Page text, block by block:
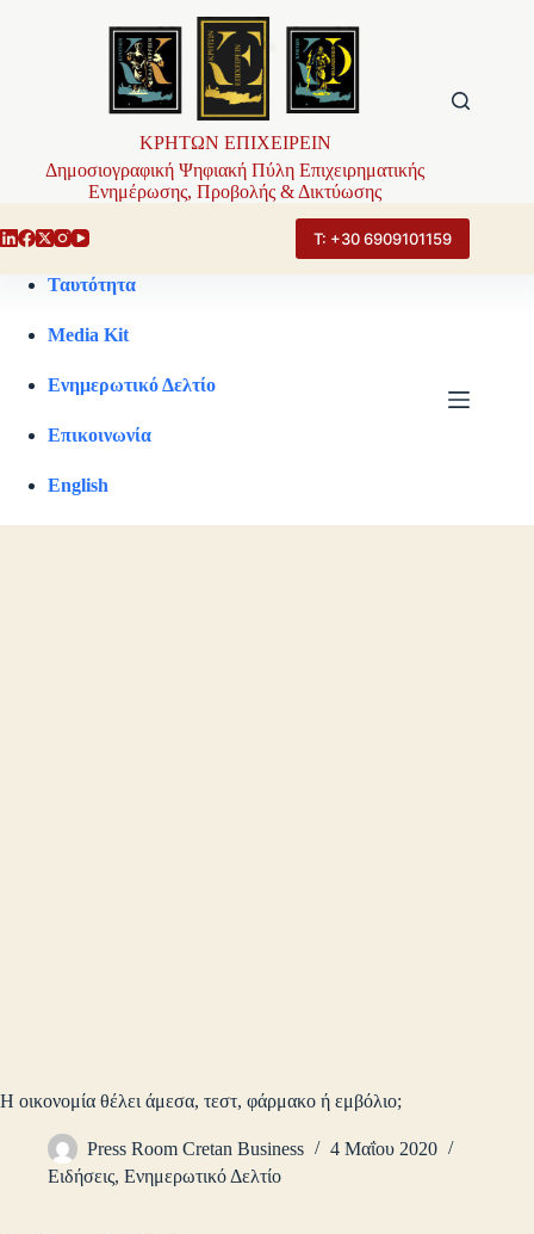
ΚΡΗΤΩΝ ΕΠΙΧΕΙΡΕΙΝ
Δημοσιογραφική Ψηφιακή Πύλη Επιχειρηματικής
Ενημέρωσης, Προβολής & Δικτύωσης
Τ: +30 6909101159
Ταυτότητα
Media Kit
Ενημερωτικό Δελτίο
Επικοινωνία
English
Η οικονομία θέλει άμεσα, τεστ, φάρμακο ή εμβόλιο;
Press Room Cretan Business
4 Μαΐου 2020
Ειδήσεις, Ενημερωτικό Δελτίο